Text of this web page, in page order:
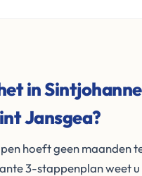
in
Jansgea?
hoeft geen maanden
3-stappenplan weet u